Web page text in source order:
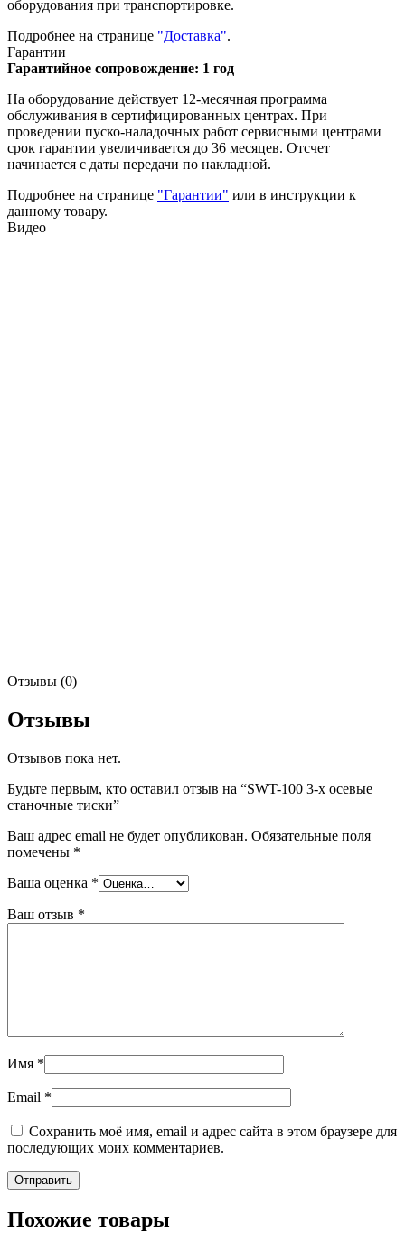
оборудования при транспортировке.
Подробнее на странице "Доставка".
Гарантии
Гарантийное сопровождение: 1 год
На оборудование действует 12-месячная программа
обслуживания в сертифицированных центрах. При
проведении пуско-наладочных работ сервисными центрами
срок гарантии увеличивается до 36 месяцев. Отсчет
начинается с даты передачи по накладной.
Подробнее на странице "Гарантии" или в инструкции к
данному товару.
Видео
Отзывы (0)
Отзывы
Отзывов пока нет.
Будьте первым, кто оставил отзыв на “SWT-100 3-х осевые
станочные тиски”
Ваш адрес email не будет опубликован. Обязательные поля
помечены *
Ваша оценка *
Ваш отзыв *
Имя *
Email *
Сохранить моё имя, email и адрес сайта в этом браузере для
последующих моих комментариев.
Похожие товары